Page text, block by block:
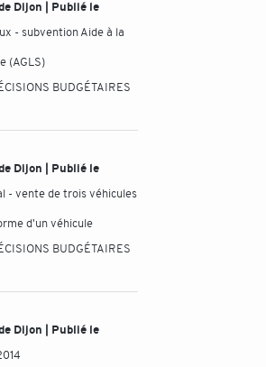
Dijon | Publié le
- subvention Aide à la
(AGLS)
BUDGÉTAIRES
Dijon | Publié le
- vente de trois véhicules
d'un véhicule
BUDGÉTAIRES
Dijon | Publié le